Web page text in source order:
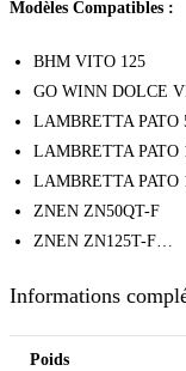
Modèles Compatibles :
BHM VITO 125
GO WINN DOLCE
LAMBRETTA PATO
LAMBRETTA PATO
LAMBRETTA PATO
ZNEN ZN50QT-F
ZNEN ZN125T-F…
Informations
Poids